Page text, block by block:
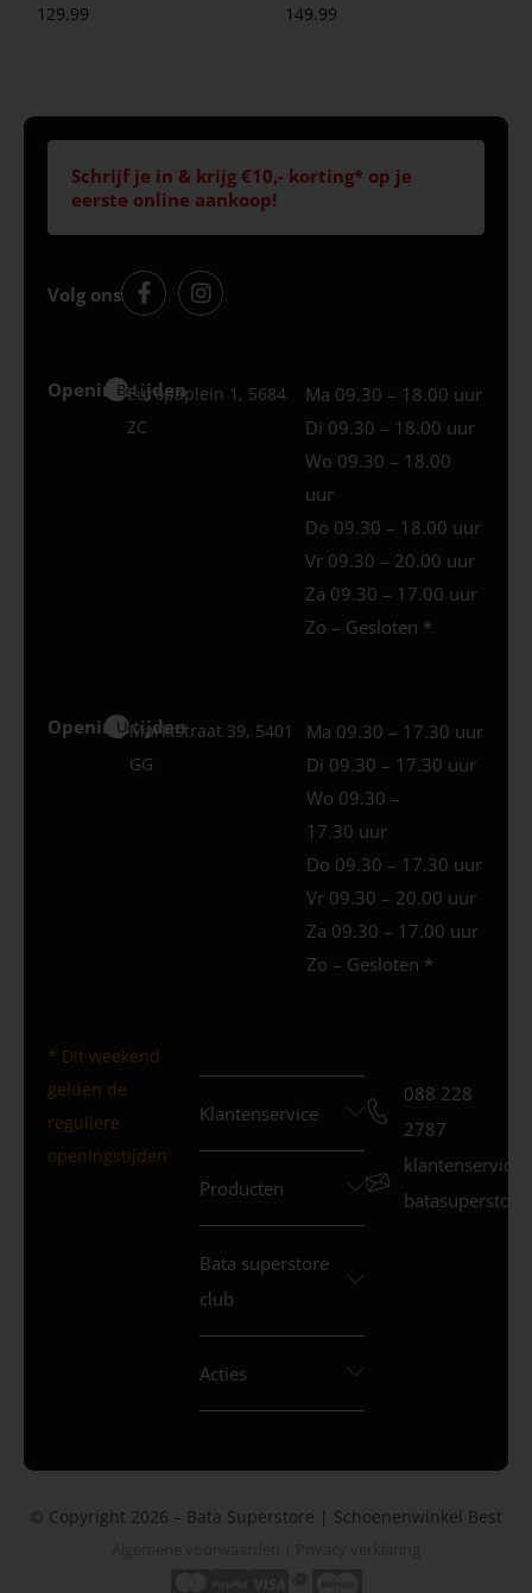
129.99 149.99
Schrijf je in & krijg €10,- korting* op je
eerste online aankoop!
Volg ons
Openingstijden
Best
Europaplein 1, 5684
ZC
Ma 09.30 – 18.00 uur
Di 09.30 – 18.00 uur
Wo 09.30 – 18.00
uur
Do 09.30 – 18.00 uur
Vr 09.30 – 20.00 uur
Za 09.30 – 17.00 uur
Zo – Gesloten *
Openingstijden
Uden
Marktstraat 39, 5401
GG
Ma 09.30 – 17.30 uur
Di 09.30 – 17.30 uur
Wo 09.30 –
17.30 uur
Do 09.30 – 17.30 uur
Vr 09.30 – 20.00 uur
Za 09.30 – 17.00 uur
Zo – Gesloten *
* Dit weekend
gelden de
reguliere
openingstijden
Klantenservice
Producten
Bata superstore
club
Acties
088 228
2787
© Copyright 2026 – Bata Superstore | Schoenenwinkel Best